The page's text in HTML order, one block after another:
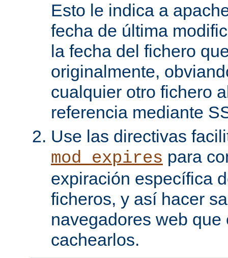
Esto le indica a
fecha de última
la fecha del fichero
originalmente,
cualquier otro fichero
referencia mediante
Use las directivas
mod_expires para
expiración específica
ficheros, y así hacer
navegadores web que
cachearlos.